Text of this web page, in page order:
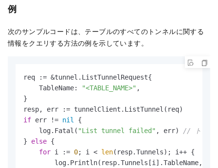
例
次のサンプルコードは、テーブルのすべてのトンネルに関する
情報をクエリする方法の例を示しています。
req := &tunnel.ListTunnelRequest{
    TableName:
"<TABLE_NAME>" ,
}
if err != nil
{
    log.Fatal(
"List tunnel failed" , err)
// トンネ
} else {
for i := 0; i < len(resp.Tunnels); i++ {
log.Println(resp.Tunnels[i].TableName,